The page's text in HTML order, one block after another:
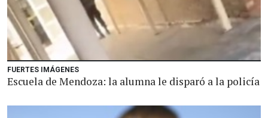
FUERTES IMÁGENES
Escuela de Mendoza: la alumna le disparó a la policía